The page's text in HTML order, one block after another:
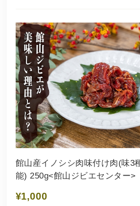
館山産イノシシ肉味付け肉(味3
能) 250g<館山ジビエセンター>
¥1,000